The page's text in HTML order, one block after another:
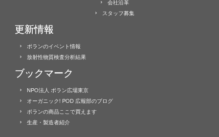
会社沿革
スタッフ募集
更新情報
ポランのイベント情報
放射性物質検査分析結果
ブックマーク
NPO法人 ポラン広場東京
オーガニック! POD 広報部のブログ
ポランの商品ここで買えます
生産・製造者紹介